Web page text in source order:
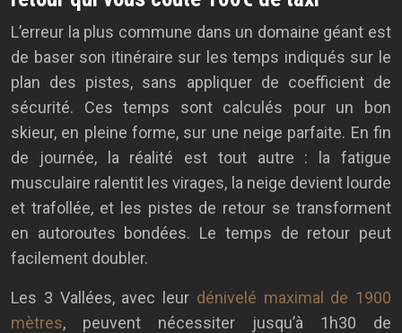
L’erreur la plus commune dans un domaine géant est
de baser son itinéraire sur les temps indiqués sur le
plan des pistes, sans appliquer de coefficient de
sécurité. Ces temps sont calculés pour un bon
skieur, en pleine forme, sur une neige parfaite. En fin
de journée, la réalité est tout autre : la fatigue
musculaire ralentit les virages, la neige devient lourde
et trafollée, et les pistes de retour se transforment
en autoroutes bondées. Le temps de retour peut
facilement doubler.
Les 3 Vallées, avec leur dénivelé maximal de 1900
mètres, peuvent nécessiter jusqu’à 1h30 de